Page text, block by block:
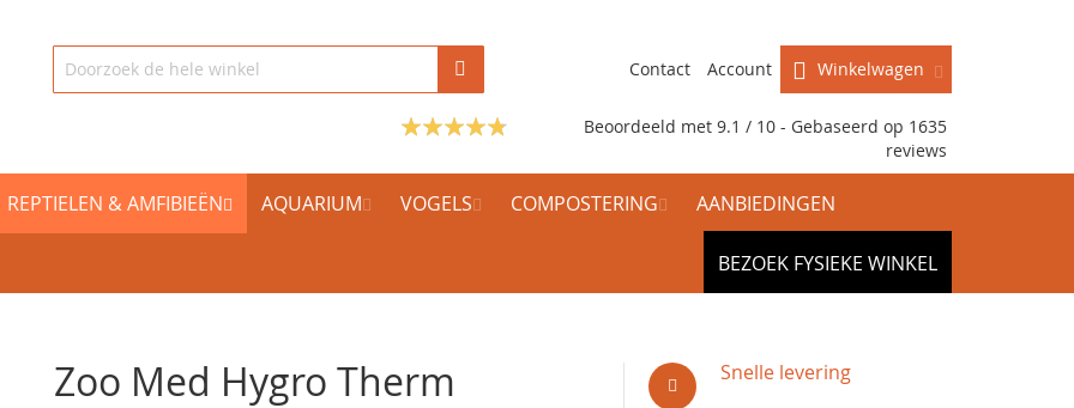
Winkelwagen
Contact Account
Beoordeeld met 9.1 / 10 - Gebaseerd op 1635
reviews
REPTIELEN & AMFIBIEËN AQUARIUM VOGELS COMPOSTERING AANBIEDINGEN
BEZOEK FYSIEKE WINKEL
Zoo Med Hygro Therm Snelle levering